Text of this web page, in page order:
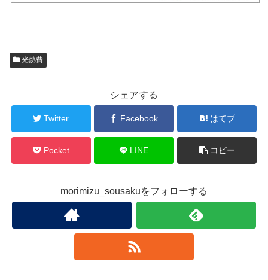
光熱費
シェアする
Twitter Facebook はてブ
Pocket LINE コピー
morimizu_sousakuをフォローする